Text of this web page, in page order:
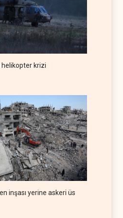
ajansı: İran ve Umman
Boğazı için geçiş
anlaştı
ABD silah stokları
krizi
inşası yerine askeri üs